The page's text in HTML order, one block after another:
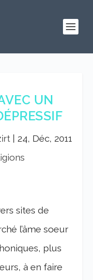
UN
24, Déc, 2011
sites de
l’âme soeur
plus
à en faire